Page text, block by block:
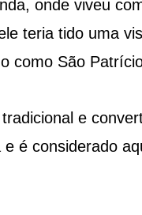
onde viveu
teria tido uma
como São
e
é considerado